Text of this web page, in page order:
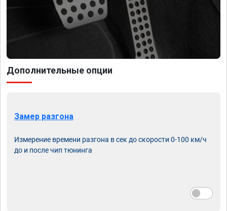
Дополнительные опции
Замер разгона
Измерение времени разгона в сек до скорости 0-100 км/ч
до и после чип тюнинга